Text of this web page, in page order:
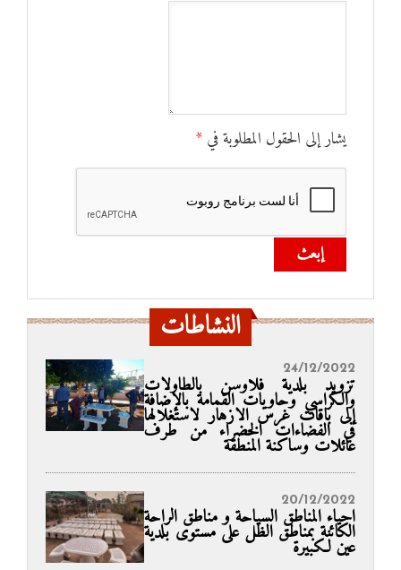
يشار إلى الحقول المطلوبة في*
إبعث
النشاطات
24/12/2022
تزويد بلدية فلاوسن بالطاولات
والكراسي وحاويات القمامة بالإضافة
إلى باقات غرس الازهار لاستغلالها
في الفضاءات الخضراء من طرف
عائلات وساكنة المنطقة
20/12/2022
احياء المناطق السياحة و مناطق الراحة
الكائنة بمناطق الظل على مستوى بلدية
عين لكبيرة